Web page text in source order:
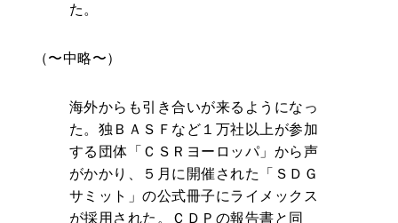
た。
（〜中略〜）
海外からも引き合いが来るようになっ
た。独ＢＡＳＦなど１万社以上が参加
する団体「ＣＳＲヨーロッパ」から声
がかかり、５月に開催された「ＳＤＧ
サミット」の公式冊子にライメックス
が採用された。ＣＤＰの報告書と同